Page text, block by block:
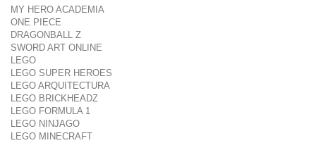
MY HERO ACADEMIA
ONE PIECE
DRAGONBALL Z
SWORD ART ONLINE
LEGO
LEGO SUPER HEROES
LEGO ARQUITECTURA
LEGO BRICKHEADZ
LEGO FORMULA 1
LEGO NINJAGO
LEGO MINECRAFT